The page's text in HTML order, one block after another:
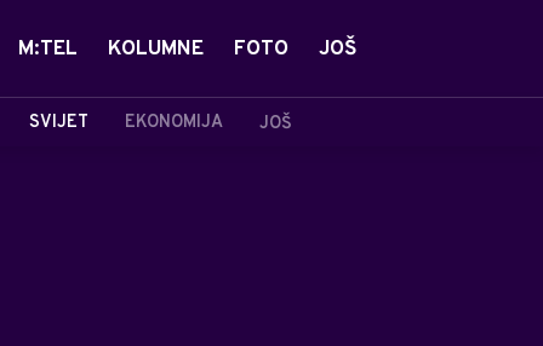
SVIJET EKONOMIJA JOŠ
M:TEL KOLUMNE FOTO JOŠ